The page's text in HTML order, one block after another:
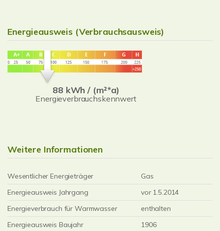
Energieausweis (Verbrauchsausweis)
88 kWh / (m²*a)
Energieverbrauchskennwert
Weitere Informationen
Wesentlicher Energieträger
Gas
Energieausweis Jahrgang
vor 1.5.2014
Energieverbrauch für Warmwasser
enthalten
Energieausweis Baujahr
1906